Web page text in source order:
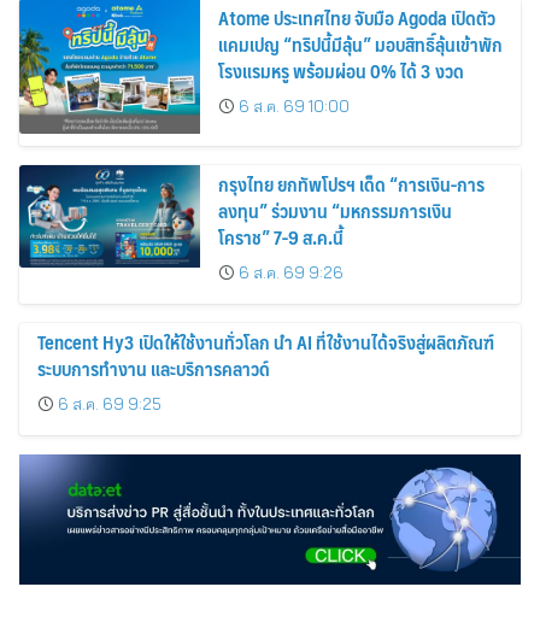
Atome ประเทศไทย จับมือ Agoda เปิดตัว
แคมเปญ “ทริปนี้มีลุ้น” มอบสิทธิ์ลุ้นเข้าพัก
โรงแรมหรู พร้อมผ่อน 0% ได้ 3 งวด
6 ส.ค. 69 10:00
กรุงไทย ยกทัพโปรฯ เด็ด “การเงิน-การ
ลงทุน” ร่วมงาน “มหกรรมการเงิน
โคราช” 7-9 ส.ค.นี้
6 ส.ค. 69 9:26
Tencent Hy3 เปิดให้ใช้งานทั่วโลก นำ AI ที่ใช้งานได้จริงสู่ผลิตภัณฑ์
ระบบการทำงาน และบริการคลาวด์
6 ส.ค. 69 9:25